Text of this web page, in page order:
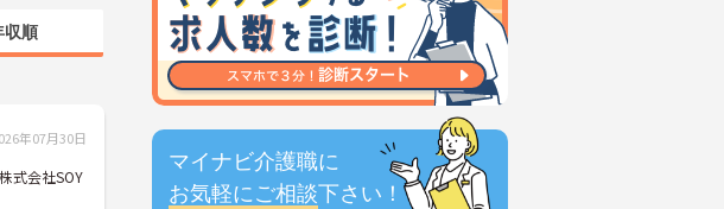
マイナビ介護職に
お気軽にご相談下さい！
収順
年07月30日
株式会社SOY